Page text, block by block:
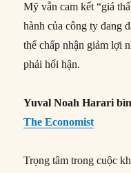
Mỹ vẫn cam kết “giá
hành của công ty đang
thể chấp nhận giảm lợi
phải hối hận.
Yuval Noah Harari
The Economist
Trọng tâm trong cuộc